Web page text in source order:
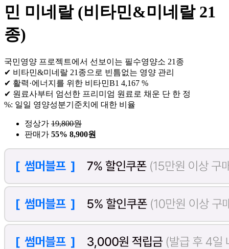
민 미네랄 (비타민&미네랄 21
종)
국민영양 프로젝트에서 선보이는 필수영양소 21종
✔ 비타민&미네랄 21종으로 빈틈없는 영양 관리
✔ 활력·에너지를 위한 비타민B1 4,167 %
✔ 원료사부터 엄선한 프리미엄 원료로 채운 단 한 정
%: 일일 영양성분기준치에 대한 비율
정상가 19,800원
판매가 55% 8,900원